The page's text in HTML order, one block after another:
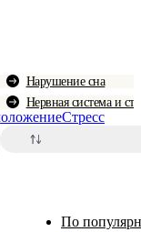
Нарушение сна
Нервная система и
Стресс
По